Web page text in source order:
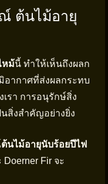
ต้นไม้อายุ
หม้นี้ ทำให้เห็นถึงผลก
อากาศที่ส่งผลกระทบ
รา การอนุรักษ์สิ่ง
สิ่งสำคัญอย่างยิ่ง
ต้นไม้อายุนับร้อยปีไฟ
Fir จะ